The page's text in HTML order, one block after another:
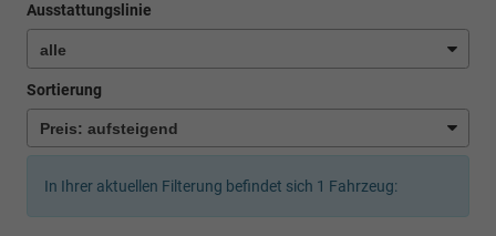
Ausstattungslinie
Sortierung
In Ihrer aktuellen Filterung befindet sich 1 Fahrzeug: